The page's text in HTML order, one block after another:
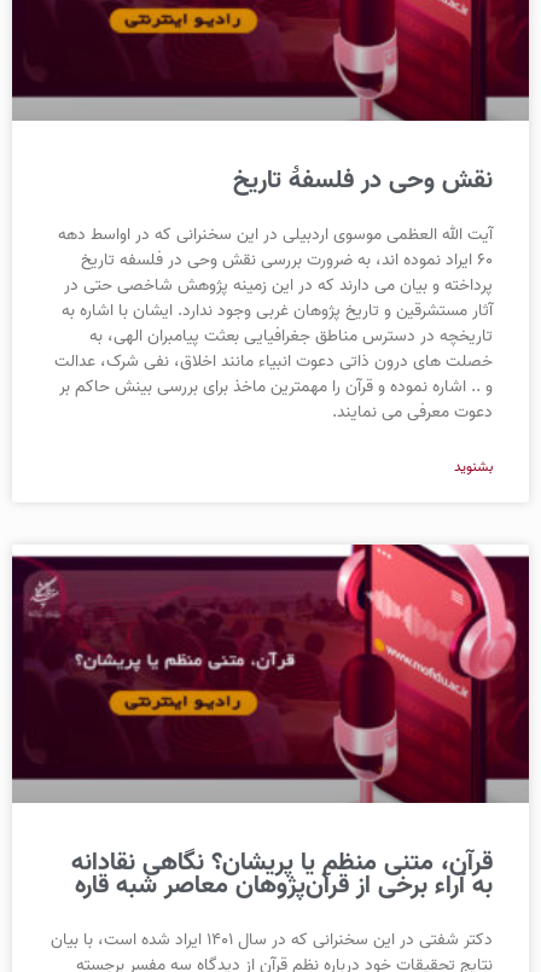
نقش وحی در فلسفۀ تاریخ
آیت الله العظمی موسوی اردبیلی در این سخنرانی که در اواسط دهه
60 ایراد نموده اند، به ضرورت بررسی نقش وحی در فلسفه تاریخ
پرداخته و بیان می دارند که در این زمینه پژوهش شاخصی حتی در
آثار مستشرقین و تاریخ پژوهان غربی وجود ندارد. ایشان با اشاره به
تاریخچه در دسترس مناطق جغرافیایی بعثت پیامبران الهی، به
خصلت های درون ذاتی دعوت انبیاء مانند اخلاق، نفی شرک، عدالت
و .. اشاره نموده و قرآن را مهمترین ماخذ برای بررسی بینش حاکم بر
دعوت معرفی می نمایند.
بشنوید
قرآن، متنی منظم یا پریشان؟ نگاهی نقادانه
به آراء برخی از قرآن‌پژوهان معاصر شبه قاره
دکتر شفتی در این سخنرانی که در سال ۱۴۰۱ ایراد شده است، با بیان
نتایج تحقیقات خود درباره نظم قرآن از دیدگاه سه مفسر برجسته